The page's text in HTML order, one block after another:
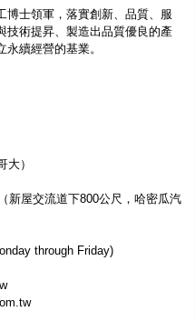
室內外)
線照射
博士領軍，落實創新、品質、服
技術提昇、製造出品質優良的產
續經營的基業。
大）
（ 新屋交流道下800公尺 ，哈密瓜汽
through Friday)